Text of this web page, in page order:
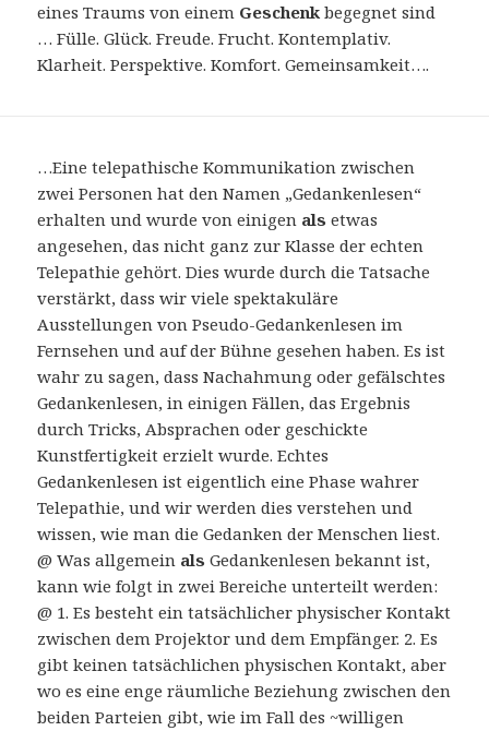
eines Traums von einem Geschenkbegegnet sind
… Fülle. Glück. Freude. Frucht. Kontemplativ.
Klarheit. Perspektive. Komfort. Gemeinsamkeit….
…Eine telepathische Kommunikation zwischen
zwei Personen hat den Namen „Gedankenlesen“
erhalten und wurde von einigen als etwas
angesehen, das nicht ganz zur Klasse der echten
Telepathie gehört. Dies wurde durch die Tatsache
verstärkt, dass wir viele spektakuläre
Ausstellungen von Pseudo-Gedankenlesen im
Fernsehen und auf der Bühne gesehen haben. Es ist
wahr zu sagen, dass Nachahmung oder gefälschtes
Gedankenlesen, in einigen Fällen, das Ergebnis
durch Tricks, Absprachen oder geschickte
Kunstfertigkeit erzielt wurde. Echtes
Gedankenlesen ist eigentlich eine Phase wahrer
Telepathie, und wir werden dies verstehen und
wissen, wie man die Gedanken der Menschen liest.
@ Was allgemein als Gedankenlesen bekannt ist,
kann wie folgt in zwei Bereiche unterteilt werden:
@ 1. Es besteht ein tatsächlicher physischer Kontakt
zwischen dem Projektor und dem Empfänger. 2. Es
gibt keinen tatsächlichen physischen Kontakt, aber
wo es eine enge räumliche Beziehung zwischen den
beiden Parteien gibt, wie im Fall des ~willigen